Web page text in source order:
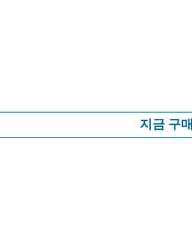
지금 구매